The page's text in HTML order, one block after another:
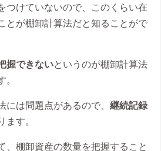
つけていないので、このくらい在
とが棚卸計算法だと知ることがで
握できないというのが棚卸計算法
は問題点があるので、 継続記録
ます。
、棚卸資産の数量を把握すること